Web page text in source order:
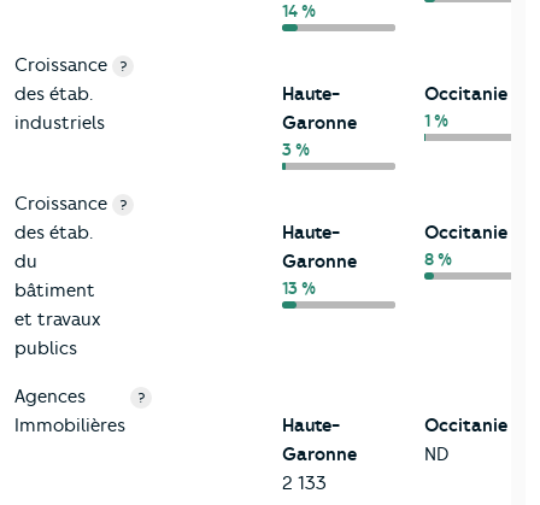
14 %
Croissance
des étab.
industriels
?
Haute-
Garonne
3 %
Occitanie
1 %
Croissance
des étab.
du
bâtiment
et travaux
publics
?
Haute-
Garonne
13 %
Occitanie
8 %
Agences
Immobilières
?
Haute-
Garonne
2 133
Occitanie
ND